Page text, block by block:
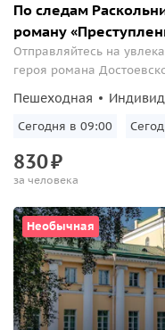
По следам
роману
Отправляйтесь на
героя романа
Пешеходная
Сегодня в 09:00
830₽
за человека
Необычная